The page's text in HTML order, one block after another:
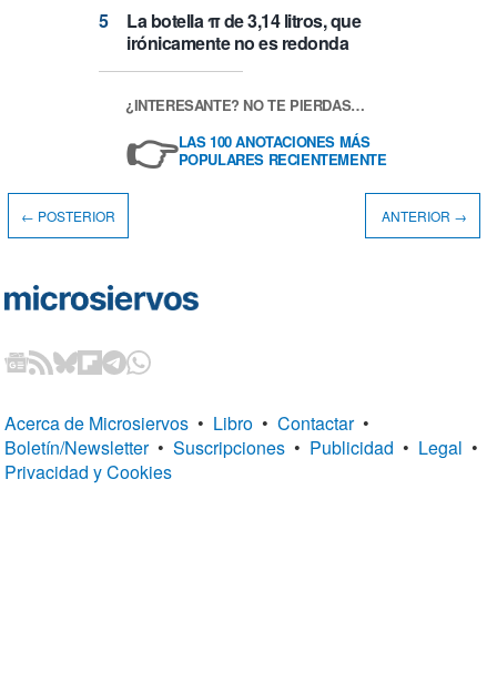
La botella π de 3,14 litros, que
irónicamente no es redonda
¿INTERESANTE? NO TE PIERDAS…
👉LAS 100 ANOTACIONES MÁS
POPULARES RECIENTEMENTE
← POSTERIOR ANTERIOR →
Acerca de Microsiervos • Libro • Contactar •
Boletín/Newsletter • Suscripciones • Publicidad • Legal •
Privacidad y Cookies